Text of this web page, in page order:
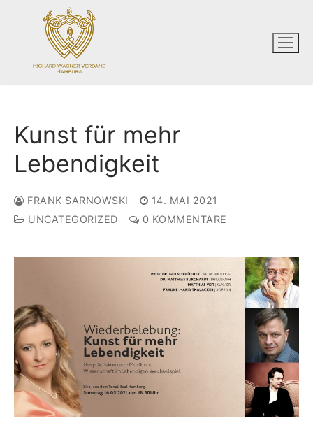
springen
Kunst für mehr
Lebendigkeit
FRANK SARNOWSKI
14. MAI 2021
UNCATEGORIZED
0 KOMMENTARE